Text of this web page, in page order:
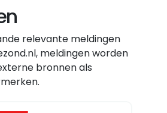
relevante meldingen
meldingen worden
bronnen als